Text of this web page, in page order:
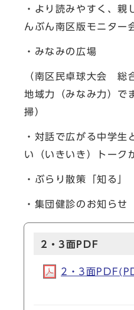
・より読みやすく、
んぶん南区版モニター
・みなみの広場
（南区民卓球大会 総
地域力（みなみ力）
掃）
・対話で広がる中学
い（いきいき）トーク
・ぶらり散策「知る
・集団健診のお知らせ
2・3面PDF
2・3面